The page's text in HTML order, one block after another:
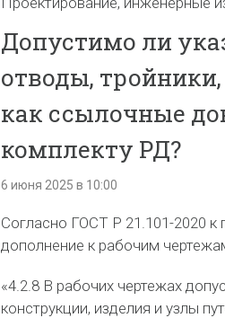
Допустимо ли
отводы,
как ссылочные
комплекту РД?
6 июня 2025 в 10:00
Согласно ГОСТ Р 21.101-2020
дополнение к рабочим
«4.2.8 В рабочих чертежах
конструкции, изделия и узлы